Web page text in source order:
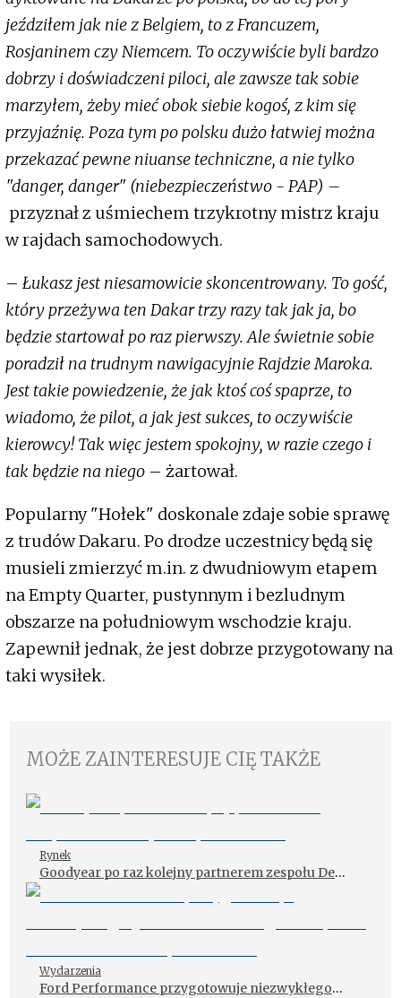
jeździłem jak nie z Belgiem, to z Francuzem,
Rosjaninem czy Niemcem. To oczywiście byli bardzo
dobrzy i doświadczeni piloci, ale zawsze tak sobie
marzyłem, żeby mieć obok siebie kogoś, z kim się
przyjaźnię. Poza tym po polsku dużo łatwiej można
przekazać pewne niuanse techniczne, a nie tylko
"danger, danger" (niebezpieczeństwo - PAP) –
przyznał z uśmiechem trzykrotny mistrz kraju
w rajdach samochodowych.
– Łukasz jest niesamowicie skoncentrowany. To gość,
który przeżywa ten Dakar trzy razy tak jak ja, bo
będzie startował po raz pierwszy. Ale świetnie sobie
poradził na trudnym nawigacyjnie Rajdzie Maroka.
Jest takie powiedzenie, że jak ktoś coś spaprze, to
wiadomo, że pilot, a jak jest sukces, to oczywiście
kierowcy! Tak więc jestem spokojny, w razie czego i
tak będzie na niego – żartował.
Popularny "Hołek" doskonale zdaje sobie sprawę
z trudów Dakaru. Po drodze uczestnicy będą się
musieli zmierzyć m.in. z dwudniowym etapem
na Empty Quarter, pustynnym i bezludnym
obszarze na południowym wschodzie kraju.
Zapewnił jednak, że jest dobrze przygotowany na
taki wysiłek.
MOŻE ZAINTERESUJE CIĘ TAKŻE
Rynek
Goodyear po raz kolejny partnerem zespołu De
Rooy w Rajdzie Dakar
Wydarzenia
Ford Performance przygotowuje niezwykłego